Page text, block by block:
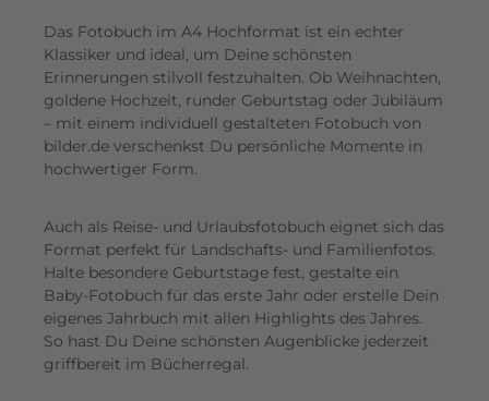
Das Fotobuch im A4 Hochformat ist ein echter
Klassiker und ideal, um Deine schönsten
Erinnerungen stilvoll festzuhalten. Ob Weihnachten,
goldene Hochzeit, runder Geburtstag oder Jubiläum
– mit einem individuell gestalteten Fotobuch von
bilder.de verschenkst Du persönliche Momente in
hochwertiger Form.
Auch als Reise- und Urlaubsfotobuch eignet sich das
Format perfekt für Landschafts- und Familienfotos.
Halte besondere Geburtstage fest, gestalte ein
Baby-Fotobuch für das erste Jahr oder erstelle Dein
eigenes Jahrbuch mit allen Highlights des Jahres.
So hast Du Deine schönsten Augenblicke jederzeit
griffbereit im Bücherregal.